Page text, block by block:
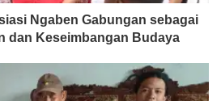
Ngaben Gabungan sebagai
dan Keseimbangan Budaya